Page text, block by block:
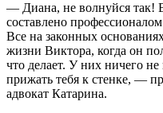
— Диана, не волнуйся так!
составлено
Все на законных
жизни Виктора, когда он
что делает. У них ничего
прижать тебя к стенке, —
адвокат Катарина.